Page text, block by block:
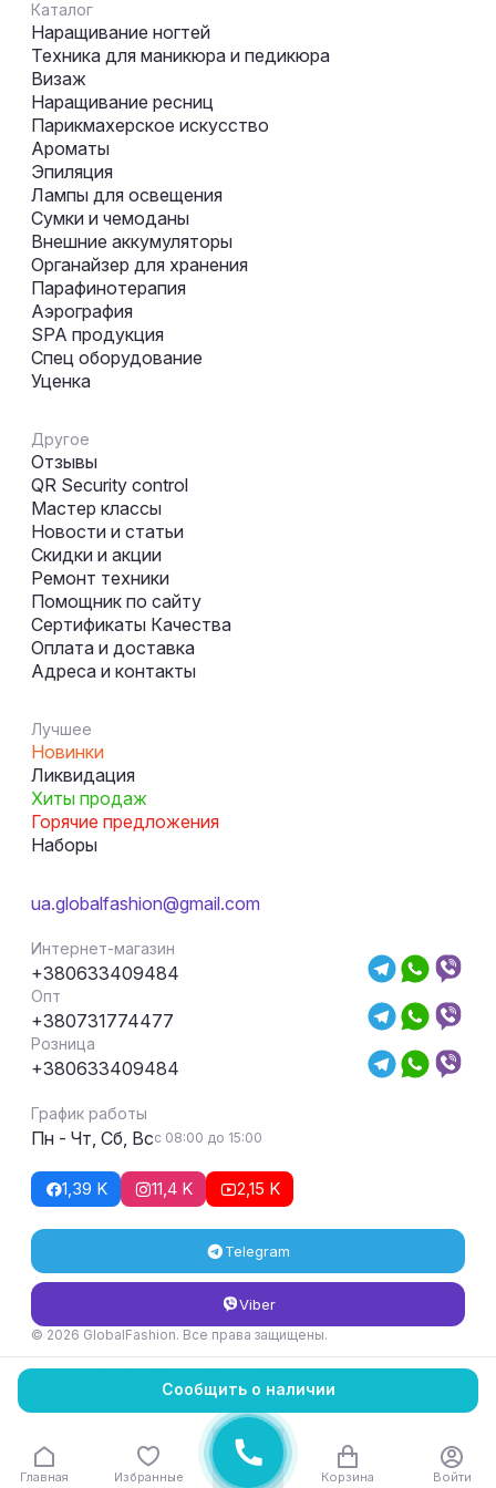
Каталог
Наращивание ногтей
Техника для маникюра и педикюра
Визаж
Наращивание ресниц
Парикмахерское искусство
Ароматы
Эпиляция
Лампы для освещения
Сумки и чемоданы
Внешние аккумуляторы
Органайзер для хранения
Парафинотерапия
Аэрография
SPA продукция
Спец оборудование
Уценка
Другое
Отзывы
QR Security control
Мастер классы
Новости и статьи
Скидки и акции
Ремонт техники
Помощник по сайту
Сертификаты Качества
Оплата и доставка
Адреса и контакты
Лучшее
Новинки
Ликвидация
Хиты продаж
Горячие предложения
Наборы
ua.globalfashion@gmail.com
Интернет-магазин
+380633409484
Опт
+380731774477
Розница
+380633409484
График работы
Пн - Чт, Сб, Всс 08:00 до 15:00
1,39 K 11,4 K 2,15 K
Telegram
Viber
© 2026 GlobalFashion. Все права защищены.
Условия возврата и обмена товара
Сообщить о наличии
Главная Избранные Корзина Войти